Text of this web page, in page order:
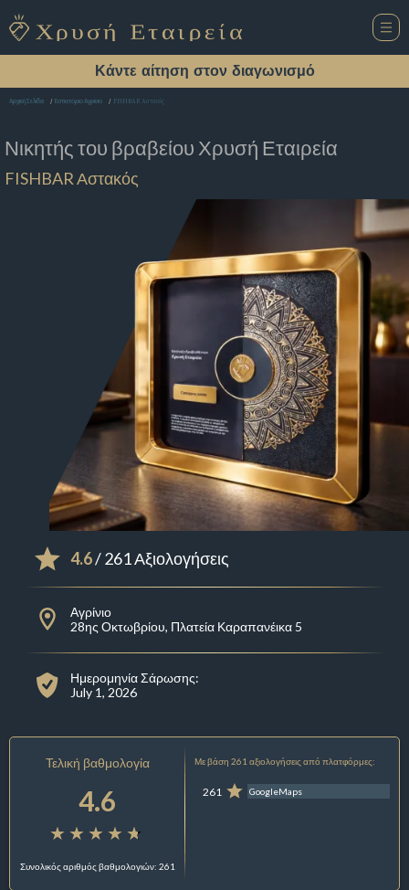
Κάντε αίτηση στον διαγωνισμό
Αρχική Σελίδα Εστιατόριο Αγρίνιο FISHBAR Αστακός
Νικητής του βραβείου Χρυσή Εταιρεία
FISHBAR Αστακός
4.6/ 261 Αξιολογήσεις
Αγρίνιο
28ης Οκτωβρίου, Πλατεία Καραπανέικα 5
Ημερομηνία Σάρωσης:
July 1, 2026
Τελική βαθμολογία
4.6
Συνολικός αριθμός βαθμολογιών: 261
Με βάση 261 αξιολογήσεις από πλατφόρμες:
261 GoogleMaps